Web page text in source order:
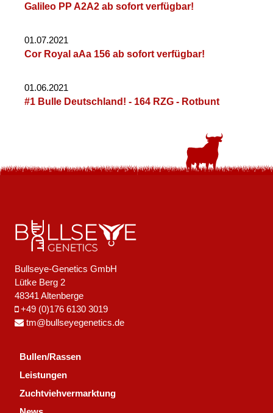
Galileo PP A2A2 ab sofort verfügbar!
01.07.2021
Cor Royal aAa 156 ab sofort verfügbar!
01.06.2021
#1 Bulle Deutschland! - 164 RZG - Rotbunt
Bullseye-Genetics GmbH
Lütke Berg 2
48341 Altenberge
+49 (0)176 6130 3019
tm@bullseyegenetics.de
Bullen/Rassen
Leistungen
Zuchtviehvermarktung